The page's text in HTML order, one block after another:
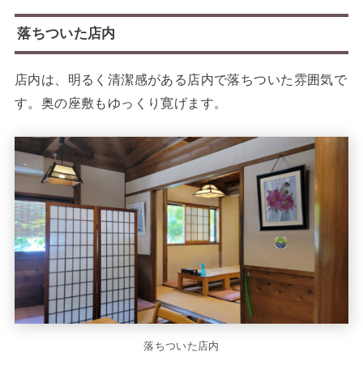
落ちついた店内
店内は、明るく清潔感がある店内で落ちついた雰囲気で
す。奥の座敷もゆっくり寛げます。
落ちついた店内